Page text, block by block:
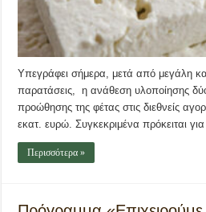
Υπεγράφει σήμερα, μετά από μεγάλη
παρατάσεις, η ανάθεση υλοποίησης
προώθησης της φέτας στις διεθνείς
εκατ. ευρώ. Συγκεκριμένα πρόκειται
Περισσότερα »